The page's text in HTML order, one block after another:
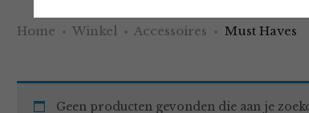
Home Winkel Accessoires Must Haves
Geen producten gevonden die aan je